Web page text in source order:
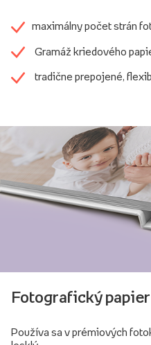
maximálny počet strán
Gramáž kriedového
tradične prepojené,
Fotografický papier
Používa sa v prémiových